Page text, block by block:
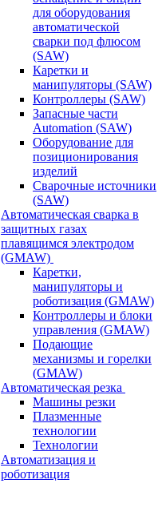
для оборудования
автоматической
сварки под флюсом
(SAW)
Каретки и
манипуляторы (SAW)
Контроллеры (SAW)
Запасные части
Automation (SAW)
Оборудование для
позиционирования
изделий
Сварочные источники
(SAW)
Автоматическая сварка в
защитных газах
плавящимся электродом
(GMAW)
Каретки,
манипуляторы и
роботизация (GMAW)
Контроллеры и блоки
управления (GMAW)
Подающие
механизмы и горелки
(GMAW)
Автоматическая резка
Машины резки
Плазменные
технологии
Технологии
Автоматизация и
роботизация